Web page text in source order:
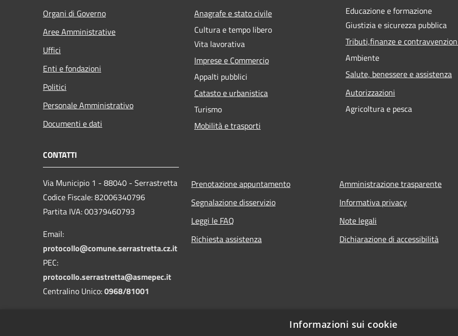
Organi di Governo
Aree Amministrative
Uffici
Enti e fondazioni
Politici
Personale Amministrativo
Documenti e dati
Anagrafe e stato civile
Cultura e tempo libero
Vita lavorativa
Imprese e Commercio
Appalti pubblici
Catasto e urbanistica
Turismo
Mobilità e trasporti
Educazione e formazione
Giustizia e sicurezza pubblica
Tributi,finanze e
Ambiente
Salute, benessere e assistenza
Autorizzazioni
Agricoltura e pesca
CONTATTI
Via Municipio 1 - 88040 - Serrastretta
Codice Fiscale: 82006340796
Partita IVA: 00379460793
Email:
protocollo@comune.serrastretta.cz.it
PEC:
protocollo.serrastretta@asmepec.it
Centralino Unico:0968/81001
Prenotazione appuntamento
Segnalazione disservizio
Leggi le FAQ
Richiesta assistenza
Amministrazione trasparente
Informativa privacy
Note legali
Dichiarazione di accessibilità
Informazioni sui cookie